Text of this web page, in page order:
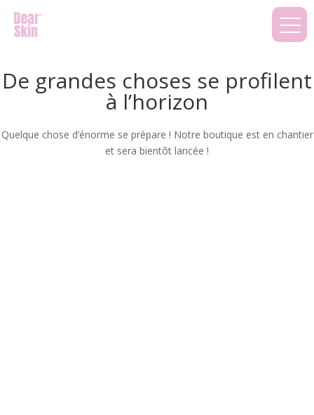
De grandes choses se profilent
à l’horizon
Quelque chose d’énorme se prépare ! Notre boutique est en chantier
et sera bientôt lancée !